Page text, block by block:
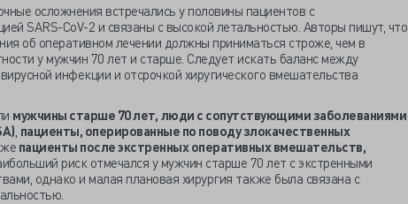
осложнения встречались у половины пациентов с
SARS-CoV-2 и связаны с высокой летальностью. Авторы пишут, что
об оперативном лечении должны приниматься строже, чем в
у мужчин 70 лет и старше. Следует искать баланс между
инфекции и отсрочкой хиругического вмешательства
мужчины старше 70 лет, люди с сопутствующими заболеваниями
, пациенты, оперированные по поводу злокачественных
пациенты после экстренных оперативных вмешательств,
риск отмечался у мужчин старше 70 лет с экстренными
однако и малая плановая хирургия также была связана с